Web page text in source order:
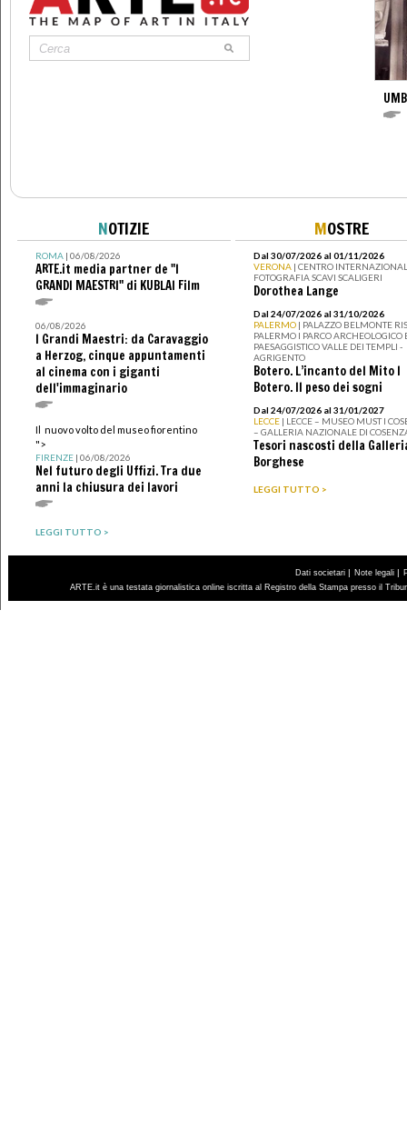
NOTIZIE
ROMA| 06/08/2026
ARTE.it media partner de "I
GRANDI MAESTRI" di KUBLAI Film
06/08/2026
I Grandi Maestri: da Caravaggio
a Herzog, cinque appuntamenti
al cinema con i giganti
dell'immaginario
Il nuovo volto del museo fiorentino
">
FIRENZE| 06/08/2026
Nel futuro degli Uffizi. Tra due
anni la chiusura dei lavori
LEGGI TUTTO >
MOSTRE
Dal 30/07/2026 al 01/11/2026
VERONA | CENTRO
FOTOGRAFIA SCAVI SCALIGERI
Dorothea Lange
Dal 24/07/2026 al 31/10/2026
PALERMO | PALAZZO BELMONTE
PALERMO I PARCO ARCHEOLOGICO
PAESAGGISTICO VALLE DEI TEMPLI -
AGRIGENTO
Botero. L’incanto del Mito I
Botero. Il peso dei sogni
Dal 24/07/2026 al 31/01/2027
LECCE | LECCE – MUSEO MUST I
– GALLERIA NAZIONALE DI
Tesori nascosti della
Borghese
LEGGI TUTTO >
Dati societari | Note legali |
ARTE.it è una testata giornalistica online iscritta al Registro della Stampa presso il